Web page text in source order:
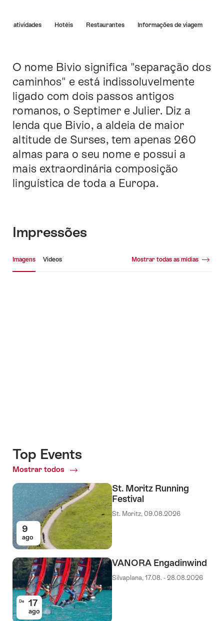
leva
aos
pontos
correspondentes
página.
e atividades Hotéis Restaurantes Informações de viagem
Introdução
O nome Bivio significa "separação dos
caminhos" e está indissoluvelmente
ligado com dois passos antigos
romanos, o Septimer e Julier. Diz a
lenda que Bivio, a aldeia de maior
altitude de Surses, tem apenas 260
almas para o seu nome e possui a
mais extraordinária composição
linguística de toda a Europa.
Impressões
Imagens Videos Mostrar todas as mídias
Top Events
Mostrar todos
Top
9
ago
St. Moritz Running
Festival
St. Moritz, 09.08.2026
De 17
ago
VANORA Engadinwind
Silvaplana, 17.08. - 28.08.2026